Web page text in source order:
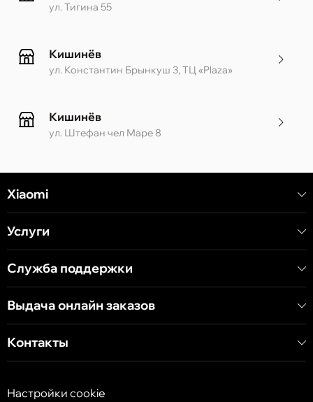
ул. Тигина 55
Кишинёв
ул. Константин Брынкуш 3, ТЦ «Plaza»
Кишинёв
ул. Штефан чел Маре 8
Кишинёв
ул. Арборилор 21, CC «Shopping MallDova»
Xiaomi
Услуги
Служба поддержки
Выдача онлайн заказов
Контакты
Настройки cookie